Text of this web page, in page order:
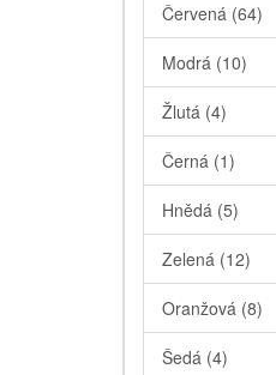
Červená (64)
Modrá (10)
Žlutá (4)
Černá (1)
Hnědá (5)
Zelená (12)
Oranžová (8)
Šedá (4)